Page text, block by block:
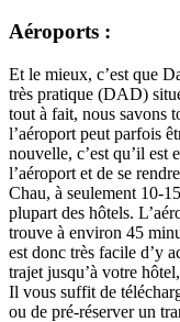
Aéroports :
Et le mieux, c’est que
très pratique (DAD)
tout à fait, nous savons
l’aéroport peut parfois
nouvelle, c’est qu’il est
l’aéroport et de se
Chau, à seulement 10-
plupart des hôtels.
trouve à environ 45
est donc très facile d’y
trajet jusqu’à votre
Il vous suffit de
ou de pré-réserver un